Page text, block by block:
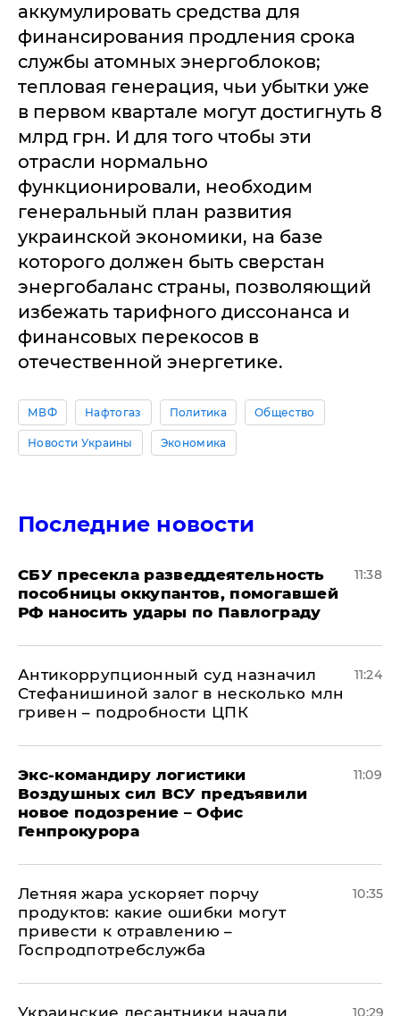
аккумулировать средства для
финансирования продления срока
службы атомных энергоблоков;
тепловая генерация, чьи убытки уже
в первом квартале могут достигнуть 8
млрд грн. И для того чтобы эти
отрасли нормально
функционировали, необходим
генеральный план развития
украинской экономики, на базе
которого должен быть сверстан
энергобаланс страны, позволяющий
избежать тарифного диссонанса и
финансовых перекосов в
отечественной энергетике.
МВФ Нафтогаз Политика Общество
Новости Украины Экономика
Последние новости
СБУ пресекла разведдеятельность
пособницы оккупантов, помогавшей
РФ наносить удары по Павлограду
11:38
Антикоррупционный суд назначил
Стефанишиной залог в несколько млн
гривен – подробности ЦПК
11:24
Экс-командиру логистики
Воздушных сил ВСУ предъявили
новое подозрение – Офис
Генпрокурора
11:09
Летняя жара ускоряет порчу
продуктов: какие ошибки могут
привести к отравлению –
Госпродпотребслужба
10:35
Украинские десантники начали 10:29